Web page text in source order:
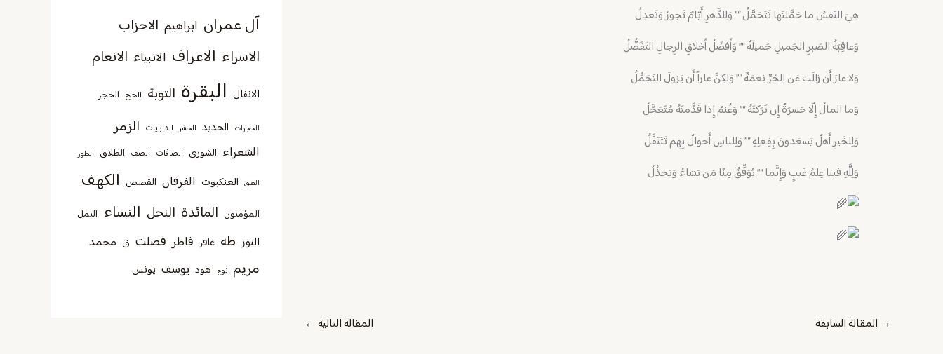
هِيَ النَفسُ ما حَمَّلتَها تَتَحَمَّلُ “” وَلِلدَّهرِ أَيّامٌ تَجورُ وَتَعدِلُ
وَعاقِبَةُ الصَبرِ الجَميلِ جَميلَةٌ “” وَأَفضَلُ أَخلاقِ الرِجالِ التَفَضُّلُ
وَلا عارَ أَن زالَت عَن الحُرِّ نِعمَةٌ “” وَلكِنَّ عاراً أَن يَزولَ التَجَمُّلُ
‏وَما المالُ إِلّا حَسرَةٌ إِن تَرَكتَهُ “” وَغُنمٌ إِذا قَدَّمتَهُ مُتَعَجَّلُ
وَلِلخَيرِ أَهلٌ يَسعَدونَ بِفِعلِهِ “” وَلِلناسِ أَحوالٌ بِهِم تَتَنَقَّلُ
وَلِلَّهِ فينا عِلمُ غَيبٍ وَإِنَّما “” يُوَفِّقُ مِنّا مَن يَشاءُ وَيَخذُلُ
→ المقالة السابقة المقالة التالية ←
آل عمران ابراهيم الاحزاب
الاسراء الاعراف الانبياء الانعام
الانفال البقرة التوبة الحج الحجر
الحجرات الحديد الحشر الذاريات الزمر
الشعراء الشورى الصافات الصف الطلاق الطور
العلق العنكبوت الفرقان القصص الكهف
المؤمنون المائدة النحل النساء النمل
النور طه غافر فاطر فصلت ق محمد
مريم نوح هود يوسف يونس